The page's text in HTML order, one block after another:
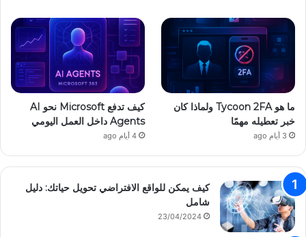
ما هو Tycoon 2FA ولماذا كان
خبر تعطيله مهمًا
3 أيام ago
كيف تدفع Microsoft نحو AI
Agents داخل العمل اليومي
4 أيام ago
كيف يمكن للواقع الافتراضي تحويل حياتك: دليل
شامل
23/04/2024